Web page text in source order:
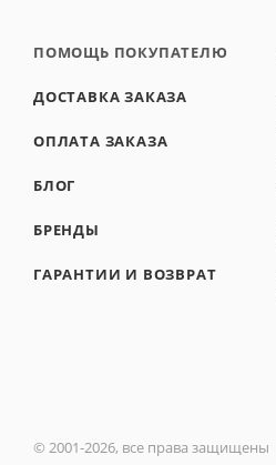
ПОМОЩЬ ПОКУПАТЕЛЮ
ДОСТАВКА ЗАКАЗА
ОПЛАТА ЗАКАЗА
БЛОГ
БРЕНДЫ
ГАРАНТИИ И ВОЗВРАТ
© 2001-2026, все права защищены